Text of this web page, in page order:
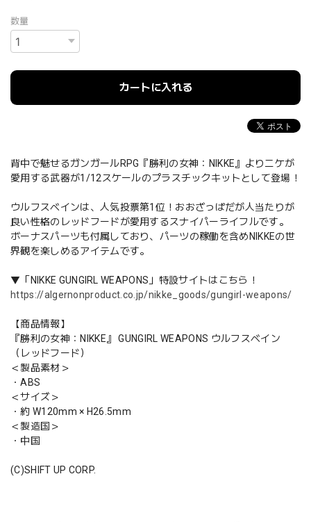
数量
カートに入れる
背中で魅せるガンガールRPG『勝利の女神：NIKKE』よりニケが
愛用する武器が1/12スケールのプラスチックキットとして登場！
ウルフスベインは、人気投票第1位！おおざっぱだが人当たりが
良い性格のレッドフードが愛用するスナイパーライフルです。
ボーナスパーツも付属しており、パーツの稼働を含めNIKKEの世
界観を楽しめるアイテムです。
▼「NIKKE GUNGIRL WEAPONS」特設サイトはこちら！
https://algernonproduct.co.jp/nikke_goods/gungirl-weapons/
【商品情報】
『勝利の女神：NIKKE』 GUNGIRL WEAPONS ウルフスベイン
（レッドフード）
＜製品素材＞
・ABS
＜サイズ＞
・約 W120mm × H26.5mm
＜製造国＞
・中国
(C)SHIFT UP CORP.